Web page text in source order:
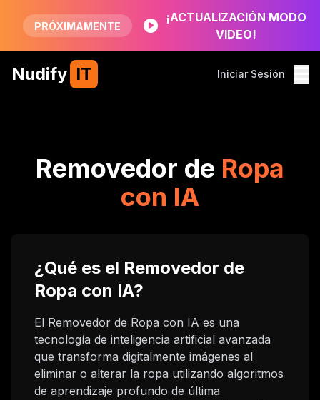
PRÓXIMAMENTE
¡ACTUALIZACIÓN MODO
VIDEO!
Nudify IT Iniciar Sesión
Removedor de Ropa
con IA
¿Qué es el Removedor de
Ropa con IA?
El Removedor de Ropa con IA es una
tecnología de inteligencia artificial avanzada
que transforma digitalmente imágenes al
eliminar o alterar la ropa utilizando algoritmos
de aprendizaje profundo de última